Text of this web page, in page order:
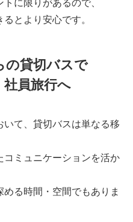
に限りがあるので、
とより安心です。
の貸切バスで
社員旅行へ
て、貸切バスは単なる移
コミュニケーションを活か
る時間・空間でもありま